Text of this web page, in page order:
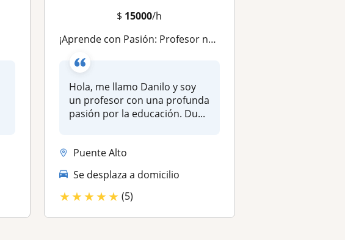
$ 15000/h
¡Aprende con Pasión: Profesor nativo con amplia experiencia educativa ofrece clases de Italiano!
Hola, me llamo Danilo y soy
un profesor con una profunda
pasión por la educación. Du...
Puente Alto
Se desplaza a domicilio
★★★★★ (5)